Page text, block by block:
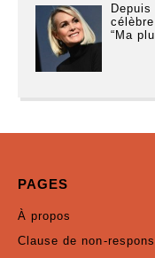
“Ma
PAGES
À propos
Clause de non-